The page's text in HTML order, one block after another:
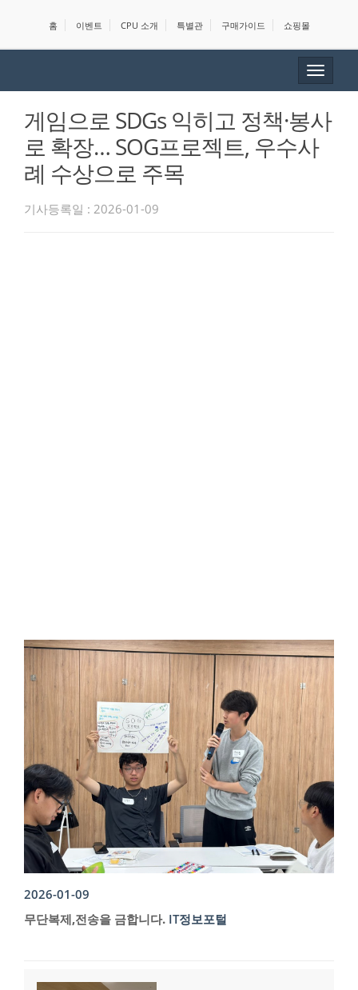
홈 이벤트 CPU 소개 특별관 구매가이드 쇼핑몰
Toggle
게임으로 SDGs 익히고 정책·봉사
로 확장… SOG프로젝트, 우수사
례 수상으로 주목
기사등록일 : 2026-01-09
2026-01-09
무단복제,전송을 금합니다. IT정보포털